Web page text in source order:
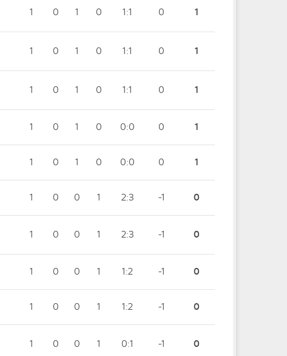
1 0 1 0 1:1 0 1
1 0 1 0 1:1 0 1
1 0 1 0 1:1 0 1
1 0 1 0 0:0 0 1
1 0 1 0 0:0 0 1
1 0 0 1 2:3 -1 0
1 0 0 1 2:3 -1 0
1 0 0 1 1:2 -1 0
1 0 0 1 1:2 -1 0
1 0 0 1 0:1 -1 0